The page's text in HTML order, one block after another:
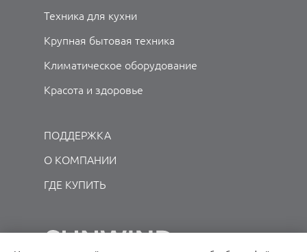
Техника для кухни
Крупная бытовая техника
Климатическое оборудование
Красота и здоровье
ПОДДЕРЖКА
О КОМПАНИИ
ГДЕ КУПИТЬ